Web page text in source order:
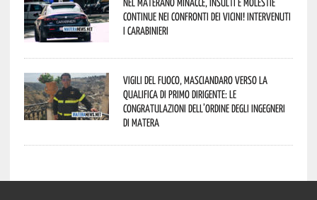
continue nei confronti dei vicini! Intervenuti
i Carabinieri
Vigili del Fuoco, Masciandaro verso la
qualifica di Primo Dirigente: le
congratulazioni dell’Ordine degli Ingegneri
di Matera